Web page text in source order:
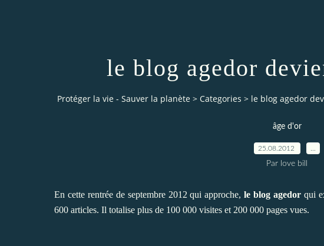
le blog agedor
Protéger la vie - Sauver la planète > Categories > le blog agedor
âge d'or
25.08.2012
Par love bill
En cette rentrée de septembre 2012 qui approche,le blog agedor qui
600 articles. Il totalise plus de 100 000 visites et 200 000 pages vues.